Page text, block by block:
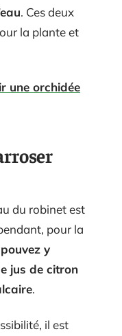
. Ces deux
la plante et
une orchidée
du robinet est
pour la
y
jus de citron
.
il est